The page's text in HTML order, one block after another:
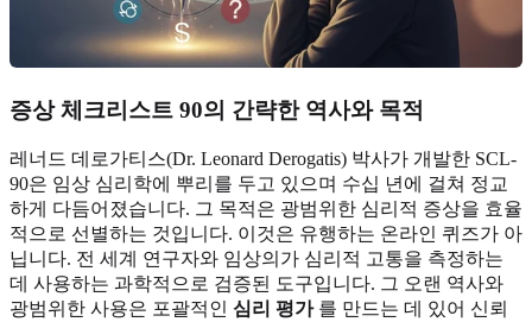
증상 체크리스트 90의 간략한 역사와 목적
레너드 데로가티스(Dr. Leonard Derogatis) 박사가 개발한 SCL-
90은 임상 심리학에 뿌리를 두고 있으며 수십 년에 걸쳐 정교
하게 다듬어졌습니다. 그 목적은 광범위한 심리적 증상을 효율
적으로 선별하는 것입니다. 이것은 유행하는 온라인 퀴즈가 아
닙니다. 전 세계 연구자와 임상의가 심리적 고통을 측정하는
데 사용하는 과학적으로 검증된 도구입니다. 그 오랜 역사와
광범위한 사용은 포괄적인 심리 평가를 만드는 데 있어 신뢰